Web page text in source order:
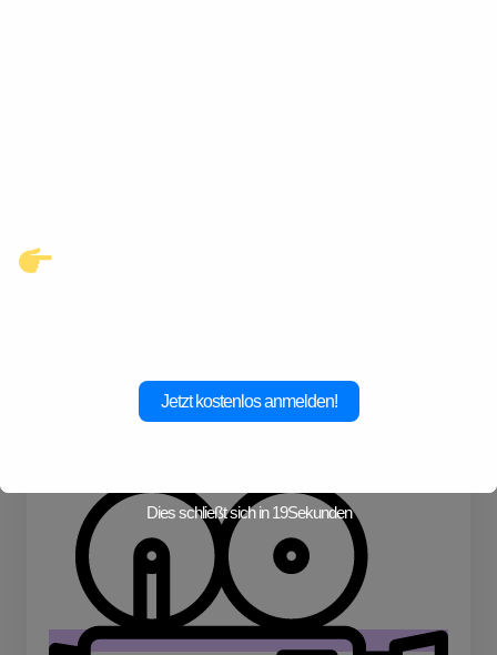
Jetzt kostenlos anmelden!
Dies schließt sich in19Sekunden